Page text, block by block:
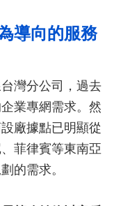
導向的服務
灣分公司，過去
業專網需求。然
廠據點已明顯從
菲律賓等東南亞
的需求。